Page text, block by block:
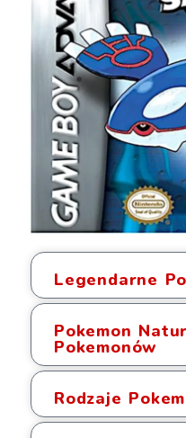
Legendarne
Pokemon
Pokemonów
Rodzaje